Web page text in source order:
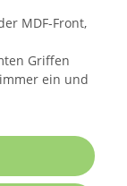
MDF-Front,
Griffen
ein und